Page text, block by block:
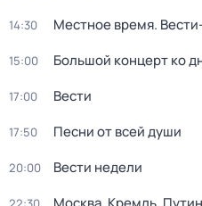
14:30 Местное время.
15:00 Большой концерт ко
17:00 Вести
17:50 Песни от всей души
20:00 Вести недели